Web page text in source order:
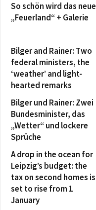
So schön wird das neue
„Feuerland“ + Galerie
Bilger and Rainer: Two
federal ministers, the
‘weather’ and light-
hearted remarks
Bilger und Rainer: Zwei
Bundesminister, das
„Wetter“ und lockere
Sprüche
A drop in the ocean for
Leipzig’s budget: the
tax on second homes is
set to rise from 1
January